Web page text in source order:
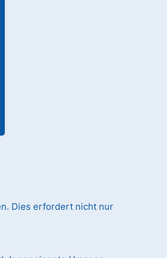
Dies erfordert nicht nur